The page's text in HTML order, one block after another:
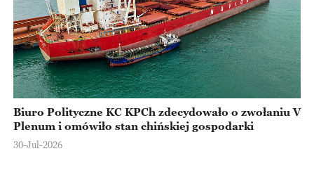
Biuro Polityczne KC KPCh zdecydowało o zwołaniu V
Plenum i omówiło stan chińskiej gospodarki
30-Jul-2026